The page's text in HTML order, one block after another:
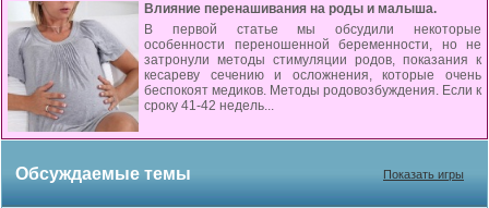
Влияние перенашивания на роды и малыша.
В первой статье мы обсудили некоторые
особенности переношенной беременности, но не
затронули методы стимуляции родов, показания к
кесареву сечению и осложнения, которые очень
беспокоят медиков. Методы родовозбуждения. Если к
сроку 41-42 недель...
Обсуждаемые темы Показать игры